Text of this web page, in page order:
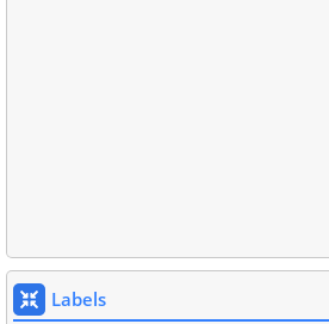
Labels